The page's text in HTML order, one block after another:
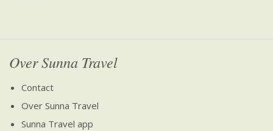
Over Sunna Travel
Contact
Over Sunna Travel
Sunna Travel app